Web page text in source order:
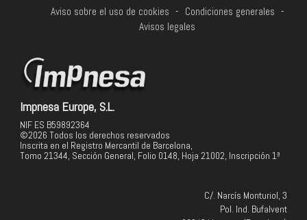
Aviso sobre el uso de cookies - Condiciones generales -
Avisos legales
Impnesa Europe, S.L.
NIF ES B59892364
©2026 Todos los derechos reservados
Inscrita en el Registro Mercantil de Barcelona,
Tomo 21344, Sección General, Folio 0148, Hoja 21002, Inscripción 1ª
C/. Narcís Monturiol, 3
Pol. Ind. Bufalvent